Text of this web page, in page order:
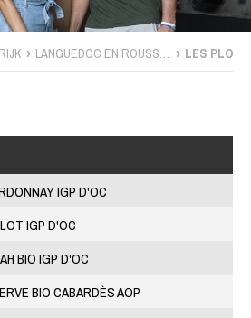
LANGUEDOC EN ROUSSILLON LES PLOS
IGP D'OC
IGP D'OC
BIO IGP D'OC
BIO CABARDÈS AOP